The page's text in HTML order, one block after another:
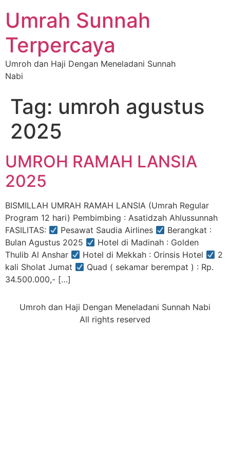
Umrah Sunnah
Terpercaya
Umroh dan Haji Dengan Meneladani Sunnah
Nabi
Tag: umroh agustus
2025
UMROH RAMAH LANSIA
2025
BISMILLAH UMRAH RAMAH LANSIA (Umrah Regular
Program 12 hari) Pembimbing : Asatidzah Ahlussunnah
FASILITAS:
Pesawat Saudia Airlines
Berangkat :
Bulan Agustus 2025
Hotel di Madinah : Golden
Thulib Al Anshar
Hotel di Mekkah : Orinsis Hotel
2
kali Sholat Jumat
Quad ( sekamar berempat ) : Rp.
34.500.000,- […]
Umroh dan Haji Dengan Meneladani Sunnah Nabi
All rights reserved